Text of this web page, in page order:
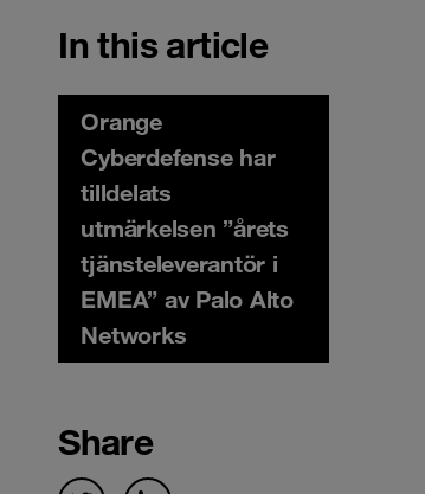
In this article
Orange
Cyberdefense har
tilldelats
utmärkelsen ”årets
tjänsteleverantör i
EMEA” av Palo Alto
Networks
Share